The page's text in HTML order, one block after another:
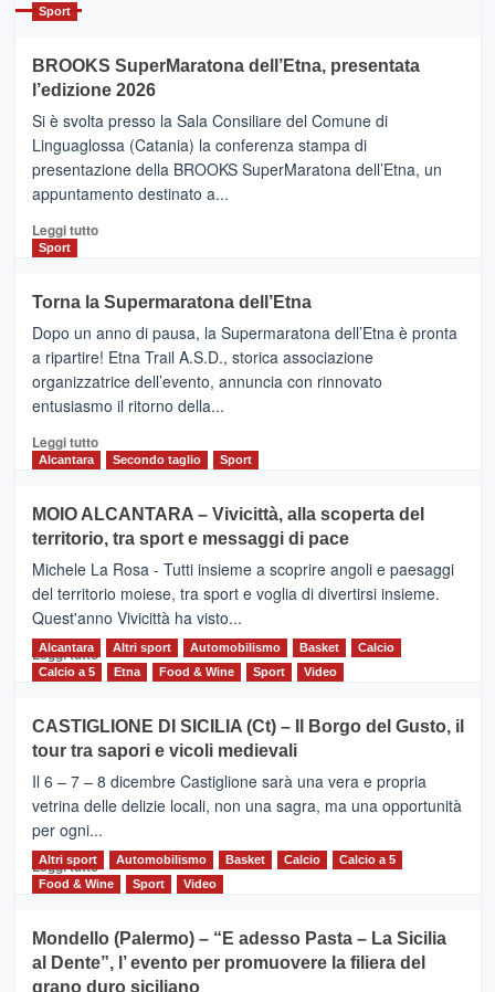
con
la
Al
via
i
collegamenti
Sport
BROOKS SuperMaratona dell’Etna, presentata
l’edizione 2026
Si è svolta presso la Sala Consiliare del Comune di
Linguaglossa (Catania) la conferenza stampa di
presentazione della BROOKS SuperMaratona dell’Etna, un
appuntamento destinato a...
Leggi tuttoLeggi
BROOKS
SuperMaratona
dell’Etna,
presentata
l’edizione
2026
Sport
Torna la Supermaratona dell’Etna
Dopo un anno di pausa, la Supermaratona dell’Etna è pronta
a ripartire! Etna Trail A.S.D., storica associazione
organizzatrice dell’evento, annuncia con rinnovato
entusiasmo il ritorno della...
Leggi tuttoLeggi
Torna
la
Supermaratona
dell’Etna
Alcantara Secondo taglio Sport
MOIO ALCANTARA – Vivicittà, alla scoperta del
territorio, tra sport e messaggi di pace
Michele La Rosa - Tutti insieme a scoprire angoli e paesaggi
del territorio moiese, tra sport e voglia di divertirsi insieme.
Quest'anno Vivicittà ha visto...
Leggi tutto Leggi
MOIO
ALCANTARA
–
Vivicittà,
alla
scoperta
del
territorio,
e
messaggi
di
Alcantara Altri sport Automobilismo Basket
Calcio
Calcio a 5
Etna Food & Wine Sport Video
CASTIGLIONE DI SICILIA (Ct) – Il Borgo del Gusto, il
tour tra sapori e vicoli medievali
Il 6 – 7 – 8 dicembre Castiglione sarà una vera e propria
vetrina delle delizie locali, non una sagra, ma una opportunità
per ogni...
Leggi tuttoLeggi
di
CASTIGLIONE
DI
Altri sport Automobilismo Basket Calcio
Calcio a 5
Food & Wine
Sport Video
Mondello (Palermo) – “E adesso Pasta – La Sicilia
al Dente”, l’ evento per promuovere la filiera del
grano duro siciliano